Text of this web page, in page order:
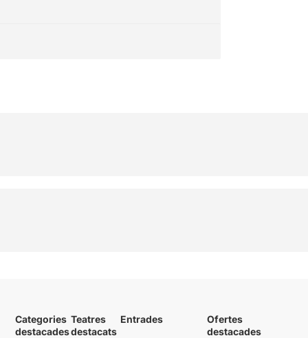
Categories
destacades
Teatres
destacats
Entrades
Ofertes
destacades